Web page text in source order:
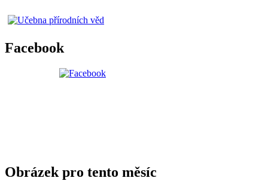
Facebook
Obrázek pro tento měsíc